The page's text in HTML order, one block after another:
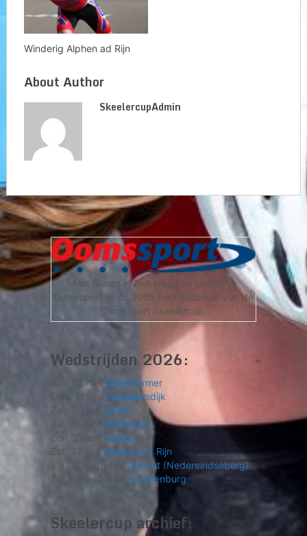
Winderig Alphen ad Rijn
About Author
SkeelercupAdmin
Met filialen in Den Haag en Leiden is
Oomssport sinds 2005 hoofdsponsor van de
Oomssport Skeelercup.
Wedstrijden 2026:
Zat. 02 mei Wijdewormer
Don. 14 mei Honselersdijk
Zat. 30 mei Hoorn
Zat. 13 juni Rotterdam
Zon. 21 juni Gouda
Zat. 27 juniAlphen a.d. Rijn
Vrij. 21 augustus Utrecht (Nedereindseberg)
Zat. 29 augustus Zwanenburg
Skeelercup archief: